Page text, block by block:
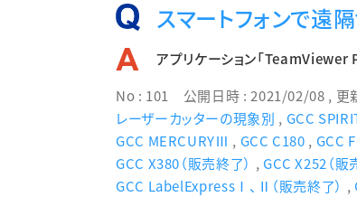
スマートフォンで遠
アプリケーション「TeamViewer
No : 101 公開日時 : 2021/02/08 , 更
レーザーカッターの現象別 , GCC
GCC MERCURYⅢ , GCC C180 , GCC
GCC X380（販売終了） , GCC X252（販
GCC LabelExpressⅠ、Ⅱ（販売終了） ,